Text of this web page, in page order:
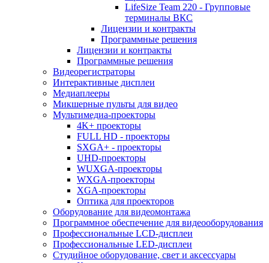
LifeSize Team 220 - Групповые
терминалы ВКС
Лицензии и контракты
Программные решения
Лицензии и контракты
Программные решения
Видеорегистраторы
Интерактивные дисплеи
Медиаплееры
Микшерные пульты для видео
Мультимедиа-проекторы
4K+ проекторы
FULL HD - проекторы
SXGA+ - проекторы
UHD-проекторы
WUXGA-проекторы
WXGA-проекторы
XGA-проекторы
Оптика для проекторов
Оборудование для видеомонтажа
Программное обеспечение для видеооборудования
Профессиональные LCD-дисплеи
Профессиональные LED-дисплеи
Студийное оборудование, свет и аксессуары